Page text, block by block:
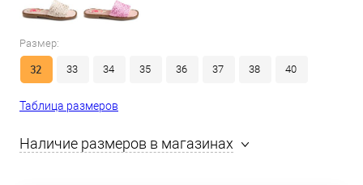
Размер:
32 33 34 35 36 37 38 40
Таблица размеров
Наличие размеров в магазинах